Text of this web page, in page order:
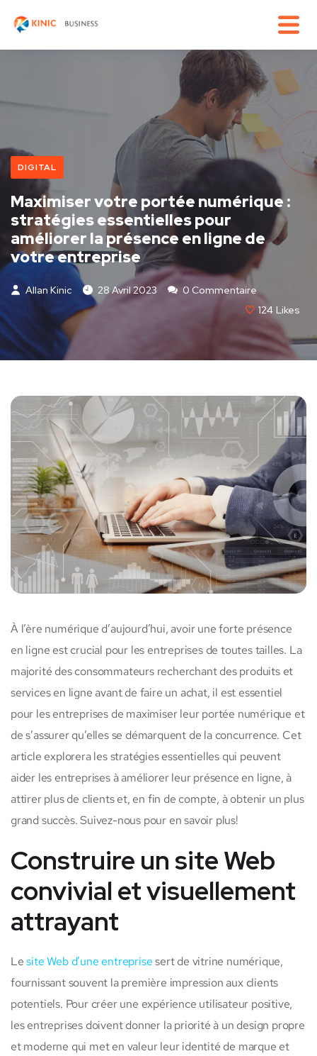
DIGITAL
Maximiser votre portée numérique :
stratégies essentielles pour
améliorer la présence en ligne de
votre entreprise
Allan Kinic 28 Avril 2023
0 Commentaire
124 Likes
À l’ère numérique d’aujourd’hui, avoir une forte présence
en ligne est crucial pour les entreprises de toutes tailles. La
majorité des consommateurs recherchant des produits et
services en ligne avant de faire un achat, il est essentiel
pour les entreprises de maximiser leur portée numérique et
de s’assurer qu’elles se démarquent de la concurrence. Cet
article explorera les stratégies essentielles qui peuvent
aider les entreprises à améliorer leur présence en ligne, à
attirer plus de clients et, en fin de compte, à obtenir un plus
grand succès. Suivez-nous pour en savoir plus!
Construire un site Web
convivial et visuellement
attrayant
Lesite Web d’une entreprisesert de vitrine numérique,
fournissant souvent la première impression aux clients
potentiels. Pour créer une expérience utilisateur positive,
les entreprises doivent donner la priorité à un design propre
et moderne qui met en valeur leur identité de marque et